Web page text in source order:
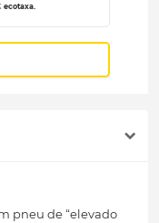
ecotaxa.
pneu de “elevado